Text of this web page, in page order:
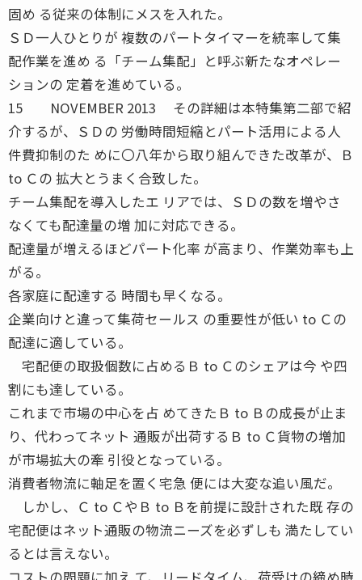
固め る従来の体制にメスを入れた。
ＳＤ一人ひとりが 複数のパートタイマーを統率して集
配作業を進め る「チーム集配」と呼ぶ新たなオペレー
ションの 定着を進めている。
15 NOVEMBER 2013 その詳細は本特集第二部で紹
介するが、ＳＤの 労働時間短縮とパート活用による人
件費抑制のた めに〇八年から取り組んできた改革が、Ｂ
to Ｃの 拡大とうまく合致した。
チーム集配を導入したエ リアでは、ＳＤの数を増やさ
なくても配達量の増 加に対応できる。
配達量が増えるほどパート化率 が高まり、作業効率も上
がる。
各家庭に配達する 時間も早くなる。
企業向けと違って集荷セールス の重要性が低い to Ｃの
配達に適している。
宅配便の取扱個数に占めるＢ to Ｃのシェアは今 や四
割にも達している。
これまで市場の中心を占 めてきたＢ to Ｂの成長が止ま
り、代わってネット 通販が出荷するＢ to Ｃ貨物の増加
が市場拡大の牽 引役となっている。
消費者物流に軸足を置く宅急 便には大変な追い風だ。
しかし、Ｃ to ＣやＢ to Ｂを前提に設計された既 存の
宅配便はネット通販の物流ニーズを必ずしも 満たしてい
るとは言えない。